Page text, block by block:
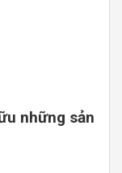
những sản